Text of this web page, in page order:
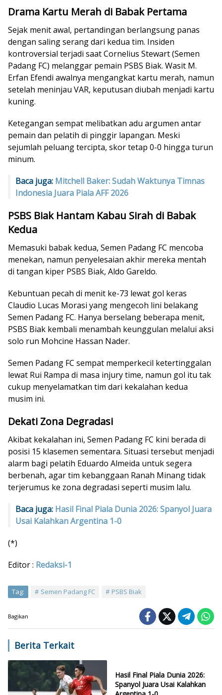
Drama Kartu Merah di Babak Pertama
Sejak menit awal, pertandingan berlangsung panas
dengan saling serang dari kedua tim. Insiden
kontroversial terjadi saat Cornelius Stewart (Semen
Padang FC) melanggar pemain PSBS Biak. Wasit M.
Erfan Efendi awalnya mengangkat kartu merah, namun
setelah meninjau VAR, keputusan diubah menjadi kartu
kuning.
Ketegangan sempat melibatkan adu argumen antar
pemain dan pelatih di pinggir lapangan. Meski
sejumlah peluang tercipta, skor tetap 0-0 hingga turun
minum.
Baca juga: Mitchell Baker: Sudah Waktunya Timnas
Indonesia Juara Piala AFF 2026
PSBS Biak Hantam Kabau Sirah di Babak
Kedua
Memasuki babak kedua, Semen Padang FC mencoba
menekan, namun penyelesaian akhir mereka mentah
di tangan kiper PSBS Biak, Aldo Gareldo.
Kebuntuan pecah di menit ke-73 lewat gol keras
Claudio Lucas Morasi yang mengecoh lini belakang
Semen Padang FC. Hanya berselang beberapa menit,
PSBS Biak kembali menambah keunggulan melalui aksi
solo run Mohcine Hassan Nader.
Semen Padang FC sempat memperkecil ketertinggalan
lewat Rui Rampa di masa injury time, namun gol itu tak
cukup menyelamatkan tim dari kekalahan kedua
musim ini.
Dekati Zona Degradasi
Akibat kekalahan ini, Semen Padang FC kini berada di
posisi 15 klasemen sementara. Situasi tersebut menjadi
alarm bagi pelatih Eduardo Almeida untuk segera
berbenah, agar tim kebanggaan Ranah Minang tidak
terjerumus ke zona degradasi seperti musim lalu.
Baca juga: Hasil Final Piala Dunia 2026: Spanyol Juara
Usai Kalahkan Argentina 1-0
(*)
Editor : Redaksi-1
Tag: Semen Padang FC PSBS Biak
Bagikan
Berita Terkait
Hasil Final Piala Dunia 2026:
Spanyol Juara Usai Kalahkan